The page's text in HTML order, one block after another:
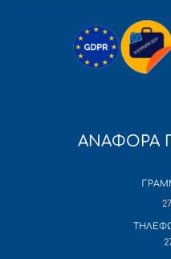
ΑΝΑΦΟΡΑ